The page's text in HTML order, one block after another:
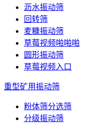
沥水振动筛
回转筛
麦糠振动筛
草莓视频啪啪啪
圆形振动筛
草莓视频入口
重型矿用振动筛
粉体筛分选筛
分级振动筛